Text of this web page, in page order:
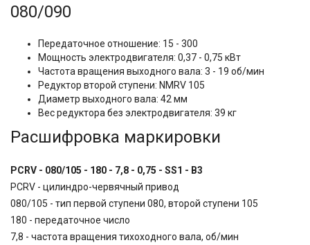
080/090
Передаточное отношение: 15 - 300
Мощность электродвигателя: 0,37 - 0,75 кВт
Частота вращения выходного вала: 3 - 19 об/мин
Редуктор второй ступени: NMRV 105
Диаметр выходного вала: 42 мм
Вес редуктора без электродвигателя: 39 кг
Расшифровка маркировки
PCRV - 080/105 - 180 - 7,8 - 0,75 - SS1 - B3
PCRV - цилиндро-червячный привод
080/105 - тип первой ступени 080, второй ступени 105
180 - передаточное число
7,8 - частота вращения тихоходного вала, об/мин